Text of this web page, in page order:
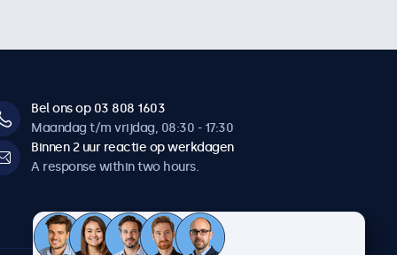
Bel ons op 03 808 1603
Maandag t/m vrijdag, 08:30 - 17:30
Binnen 2 uur reactie op werkdagen
A response within two hours.